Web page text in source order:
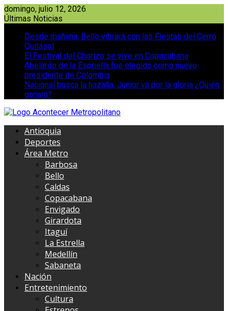
Saltar
al
domingo, julio 12, 2026
Últimas Noticias
Desde mañana, Bello vibrará con las Fiestas del Cerro
Quitasol
El Festival del Chorizo se vive en Copacabana
Abelardo de la Espriella fue elegido como nuevo
presidente de Colombia
Nacional busca la hazaña, Junior va por la gloria ¿Quién
ganará?
Antioquia
Deportes
Área Metro
Barbosa
Bello
Caldas
Copacabana
Envigado
Girardota
Itaguí
La Estrella
Medellín
Sabaneta
Nación
Entretenimiento
Cultura